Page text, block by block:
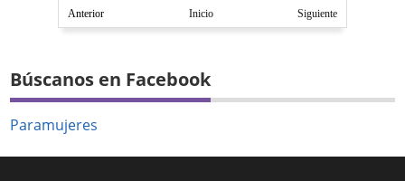
Anterior Siguiente
Inicio
Búscanos en Facebook
Paramujeres